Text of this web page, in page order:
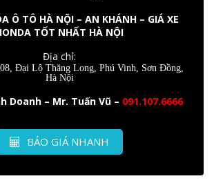
Ô TÔ HÀ NỘI – AN KHÁNH – GIÁ XE
TỐT NHẤT HÀ NỘI
Địa chỉ:
Đại Lộ Thăng Long, Phú Vinh, Sơn Đồng,
Hà Nội
Doanh – Mr. Tuấn Vũ – 091.107.6666
BÁO GIÁ NHANH